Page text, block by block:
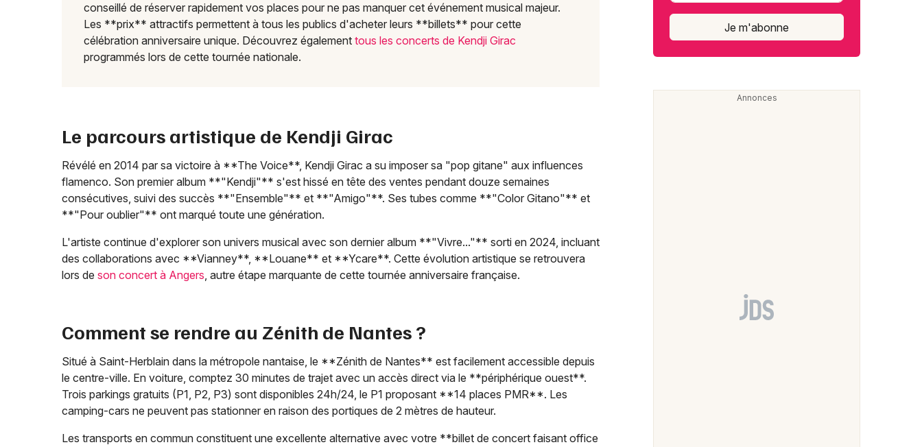
Je m'abonne
conseillé de réserver rapidement vos places pour ne pas manquer cet événement musical majeur.
Les **prix** attractifs permettent à tous les publics d'acheter leurs **billets** pour cette
célébration anniversaire unique. Découvrez également tous les concerts de Kendji Girac
programmés lors de cette tournée nationale.
Le parcours artistique de Kendji Girac
Révélé en 2014 par sa victoire à **The Voice**, Kendji Girac a su imposer sa "pop gitane" aux influences
flamenco. Son premier album **"Kendji"** s'est hissé en tête des ventes pendant douze semaines
consécutives, suivi des succès **"Ensemble"** et **"Amigo"**. Ses tubes comme **"Color Gitano"** et
**"Pour oublier"** ont marqué toute une génération.
L'artiste continue d'explorer son univers musical avec son dernier album **"Vivre..."** sorti en 2024, incluant
des collaborations avec **Vianney**, **Louane** et **Ycare**. Cette évolution artistique se retrouvera
lors de son concert à Angers, autre étape marquante de cette tournée anniversaire française.
Comment se rendre au Zénith de Nantes ?
Situé à Saint-Herblain dans la métropole nantaise, le **Zénith de Nantes** est facilement accessible depuis
le centre-ville. En voiture, comptez 30 minutes de trajet avec un accès direct via le **périphérique ouest**.
Trois parkings gratuits (P1, P2, P3) sont disponibles 24h/24, le P1 proposant **14 places PMR**. Les
camping-cars ne peuvent pas stationner en raison des portiques de 2 mètres de hauteur.
Les transports en commun constituent une excellente alternative avec votre **billet de concert faisant office
Je m'abonne